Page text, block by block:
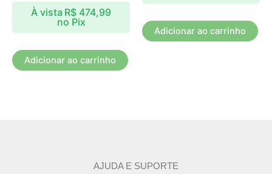
À vista R$ 474,99
no Pix
Adicionar ao carrinho
Adicionar ao carrinho
AJUDA E SUPORTE